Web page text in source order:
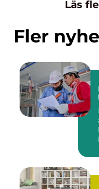
Läs
Fler